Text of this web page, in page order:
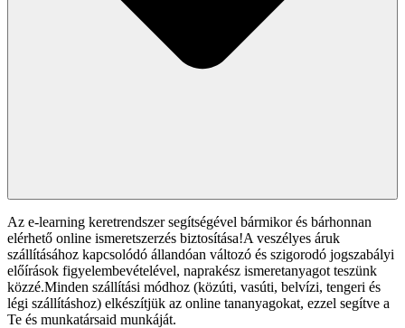
Az e-learning keretrendszer segítségével bármikor és bárhonnan
elérhető online ismeretszerzés biztosítása!A veszélyes áruk
szállításához kapcsolódó állandóan változó és szigorodó jogszabályi
előírások figyelembevételével, naprakész ismeretanyagot teszünk
közzé.Minden szállítási módhoz (közúti, vasúti, belvízi, tengeri és
légi szállításhoz) elkészítjük az online tananyagokat, ezzel segítve a
Te és munkatársaid munkáját.